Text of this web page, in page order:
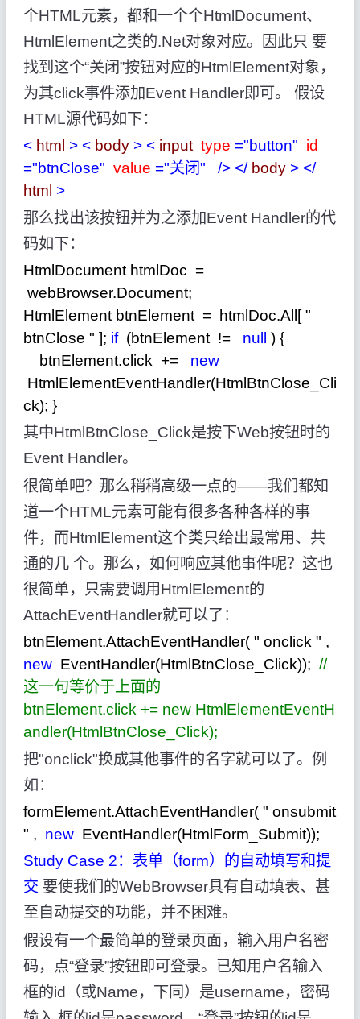
个HTML元素，都和一个个HtmlDocument、
HtmlElement之类的.Net对象对应。因此只 要
找到这个“关闭”按钮对应的HtmlElement对象，
为其click事件添加Event Handler即可。 假设
HTML源代码如下：
< html > < body > < input type ="button" id
="btnClose" value ="关闭" /> </ body > </
html >
那么找出该按钮并为之添加Event Handler的代
码如下：
HtmlDocument htmlDoc =
webBrowser.Document;
HtmlElement btnElement = htmlDoc.All[ "
btnClose " ]; if (btnElement != null ) {
btnElement.click +=
new
HtmlElementEventHandler(HtmlBtnClose_Cli
ck); }
其中HtmlBtnClose_Click是按下Web按钮时的
Event Handler。
很简单吧？那么稍稍高级一点的——我们都知
道一个HTML元素可能有很多各种各样的事
件，而HtmlElement这个类只给出最常用、共
通的几 个。那么，如何响应其他事件呢？这也
很简单，只需要调用HtmlElement的
AttachEventHandler就可以了：
btnElement.AttachEventHandler( " onclick " ,
new EventHandler(HtmlBtnClose_Click)); //
这一句等价于上面的
btnElement.click += new HtmlElementEventH
andler(HtmlBtnClose_Click);
把"onclick"换成其他事件的名字就可以了。例
如：
formElement.AttachEventHandler( " onsubmit
" , new EventHandler(HtmlForm_Submit));
Study Case 2：表单（form）的自动填写和提
交 要使我们的WebBrowser具有自动填表、甚
至自动提交的功能，并不困难。
假设有一个最简单的登录页面，输入用户名密
码，点“登录”按钮即可登录。已知用户名输入
框的id（或Name，下同）是username，密码